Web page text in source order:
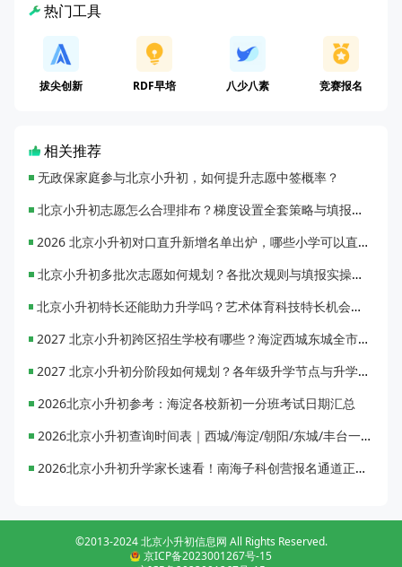
热门工具
拔尖创新 RDF早培 八少八素 竞赛报名
相关推荐
无政保家庭参与北京小升初，如何提升志愿中签概率？
北京小升初志愿怎么合理排布？梯度设置全套策略与填报避坑指南
2026 北京小升初对口直升新增名单出炉，哪些小学可以直升优质初中？
北京小升初多批次志愿如何规划？各批次规则与填报实操指南
北京小升初特长还能助力升学吗？艺术体育科技特长机会与误区全面解析
2027 北京小升初跨区招生学校有哪些？海淀西城东城全市招生校完整汇总
2027 北京小升初分阶段如何规划？各年级升学节点与升学通道全梳理
2026北京小升初参考：海淀各校新初一分班考试日期汇总
2026北京小升初查询时间表｜西城/海淀/朝阳/东城/丰台一键对照
2026北京小升初升学家长速看！南海子科创营报名通道正式开启
©2013-2024 北京小升初信息网 All Rights Reserved.
京ICP备2023001267号-15